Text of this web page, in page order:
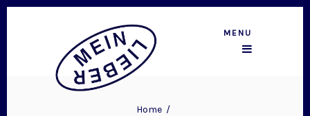
MENU
Home/